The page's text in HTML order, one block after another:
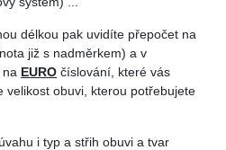
délkou pak uvidíte přepočet na
již s nadměrkem) a v
EURO číslování, které vás
velikost obuvi, kterou potřebujete
i typ a střih obuvi a tvar